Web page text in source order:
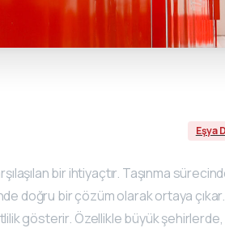
Eşya
bir ihtiyaçtır. Taşınma
doğru bir çözüm olarak ortaya çıkar.
Özellikle büyük şehirlerde,